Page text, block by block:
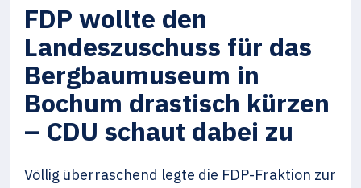
FDP wollte den
Landeszuschuss für das
Bergbaumuseum in
Bochum drastisch kürzen
– CDU schaut dabei zu
Völlig überraschend legte die FDP-Fraktion zur